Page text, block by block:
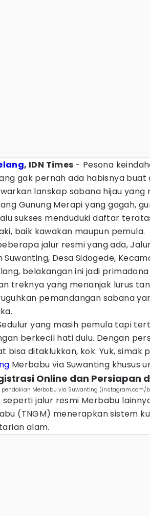
, IDN Times - Pesona
gak pernah ada habisnya buat
lanskap sabana hijau
Gunung Merapi yang gagah,
sukses menduduki daftar
baik kawakan maupun pemula.
jalur resmi yang ada,
Suwanting, Desa Sidogede,
belakangan ini jadi
treknya yang menanjak lurus
pemandangan sabana
yang masih pemula tapi
berkecil hati dulu. Dengan
bisa ditaklukkan, kok. Yuk, simak
Merbabu via Suwanting khusus
Online dan Persiapan
pendakian Merbabu via Suwanting
seperti jalur resmi Merbabu
(TNGM) menerapkan sistem
alam.